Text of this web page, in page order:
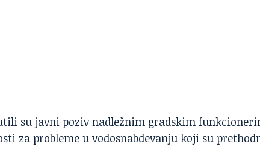
su javni poziv nadležnim gradskim
za probleme u vodosnabdevanju koji su